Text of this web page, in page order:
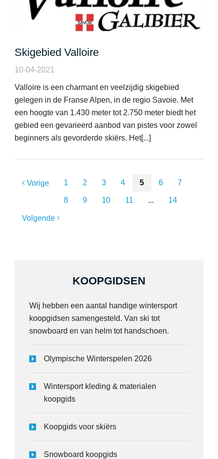
Skigebied Valloire
10-04-2021
Valloire is een charmant en veelzijdig skigebied
gelegen in de Franse Alpen, in de regio Savoie. Met
een hoogte van 1.430 meter tot 2.750 meter biedt het
gebied een gevarieerd aanbod van pistes voor zowel
beginners als gevorderde skiërs. Het[...]
Vorige 1 2 3 4 5 6 7
8 9 10 11 ... 14
Volgende
KOOPGIDSEN
Wij hebben een aantal handige wintersport
koopgidsen samengesteld. Van ski tot
snowboard en van helm tot handschoen.
Olympische Winterspelen 2026
Wintersport kleding & materialen
koopgids
Koopgids voor skiërs
Snowboard koopgids